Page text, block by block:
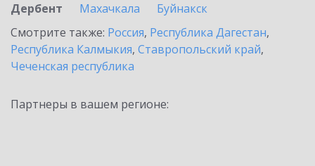
Дербент
Махачкала
Буйнакск
Смотрите также: Россия, Республика Дагестан,
Республика Калмыкия, Ставропольский край,
Чеченская республика
Партнеры в вашем регионе: